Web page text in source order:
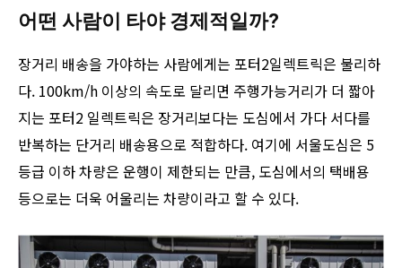
어떤 사람이 타야 경제적일까?
장거리 배송을 가야하는 사람에게는 포터2일렉트릭은 불리하
다. 100km/h 이상의 속도로 달리면 주행가능거리가 더 짧아
지는 포터2 일렉트릭은 장거리보다는 도심에서 가다 서다를
반복하는 단거리 배송용으로 적합하다. 여기에 서울도심은 5
등급 이하 차량은 운행이 제한되는 만큼, 도심에서의 택배용
등으로는 더욱 어울리는 차량이라고 할 수 있다.